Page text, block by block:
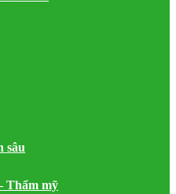
sâu
Thẩm mỹ